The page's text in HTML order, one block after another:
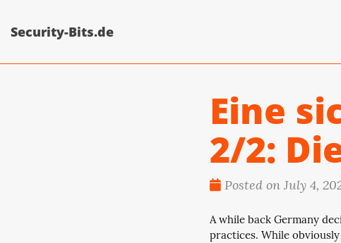
Security-Bits.de
Eine
2/2:
Posted on July 4,
A while back Germany
practices. While